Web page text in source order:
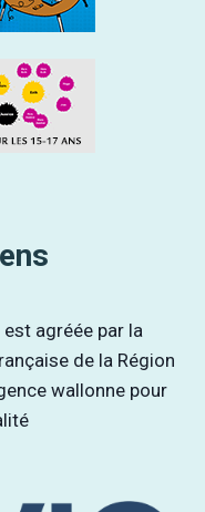
agréée par la
de la Région
wallonne pour